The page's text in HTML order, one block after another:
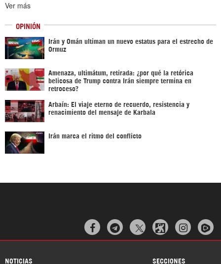
Ver más
OPINIÓN
Irán y Omán ultiman un nuevo estatus para el estrecho de
Ormuz
Amenaza, ultimátum, retirada: ¿por qué la retórica
belicosa de Trump contra Irán siempre termina en
retroceso?
Arbaín: El viaje eterno de recuerdo, resistencia y
renacimiento del mensaje de Karbala
Irán marca el ritmo del conflicto
  
NOTICIAS SECCIONES